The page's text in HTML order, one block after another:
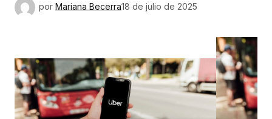
por Mariana Becerra18 de julio de 2025